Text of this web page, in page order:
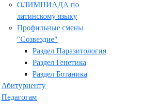
ОЛИМПИАДА по
латинскому языку
Профильные смены
"Созвездие"
Раздел Паразитология
Раздел Генетика
Раздел Ботаника
Абитуриенту
Педагогам